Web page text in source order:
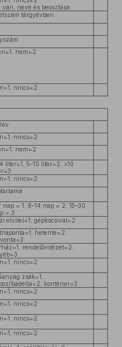
van, neve és beosztása:
tárgyévben
nem=2
nincs=2
év
nincs=2
nem=2
liter=1, 5–10 liter=2, >10
nincs=2
nap = 1, 8–14 nap = 2, 15–30
= 3
elvitel=1, gépkocsival=2
hetente=2,
rendelőintézet=2,
nincs=2
zsák=1,
badella=2, konténer=3
nincs=2
nincs=2
nincs=2
nincs=2